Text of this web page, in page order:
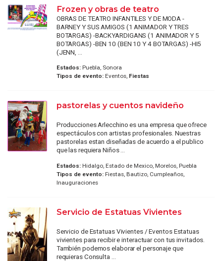
Frozen y obras de teatro
OBRAS DE TEATRO INFANTILES Y DE MODA -
BARNEY Y SUS AMIGOS (1 ANIMADOR Y TRES
BOTARGAS) -BACKYARDIGANS (1 ANIMADOR Y 5
BOTARGAS) -BEN 10 (BEN 10 Y 4 BOTARGAS) -HI5
(JENN, ...
Estados:Puebla, Sonora
Tipos de evento:Eventos, Fiestas
pastorelas y cuentos navideño
Producciones Arlecchino es una empresa que ofrece
espectáculos con artistas profesionales. Nuestras
pastorelas estan diseñadas de acuerdo a el publico
que las requiera Niños ...
Estados:Hidalgo, Estado de Mexico, Morelos, Puebla
Tipos de evento:Fiestas, Bautizo, Cumpleaños,
Inauguraciones
Servicio de Estatuas Vivientes
Servicio de Estatuas Vivientes / Eventos Estatuas
vivientes para recibir e interactuar con tus invitados.
También podemos elaborar el personaje que
requieras Consulta ...